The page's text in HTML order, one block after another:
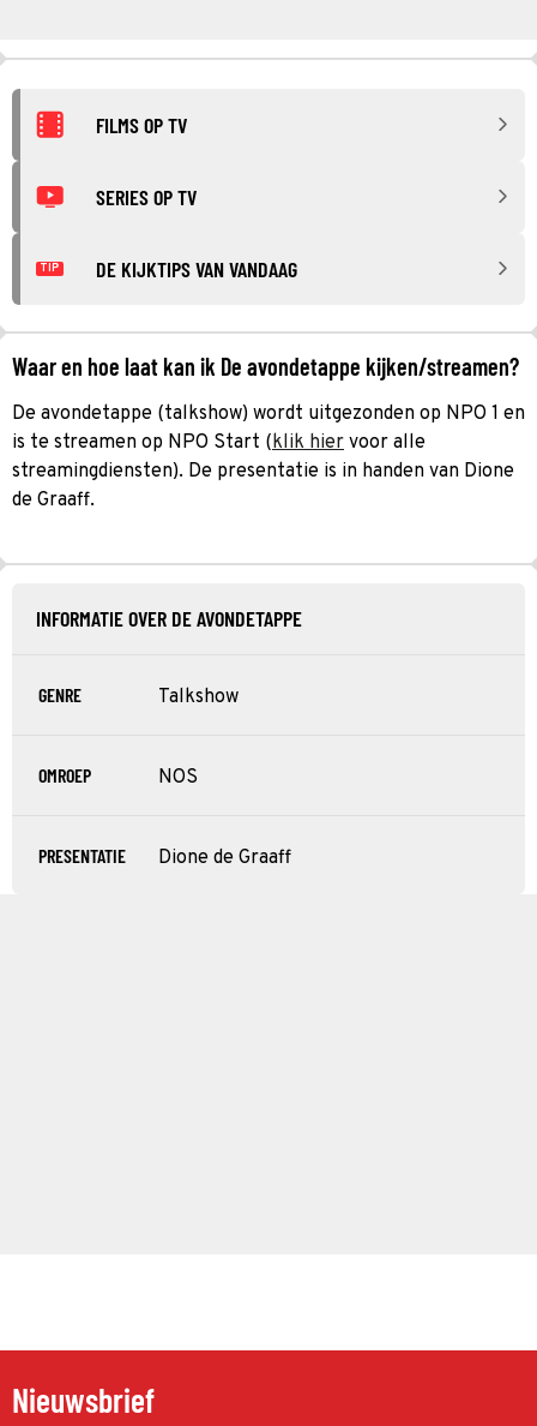
FILMS OP TV
SERIES OP TV
TIP DE KIJKTIPS VAN VANDAAG
Waar en hoe laat kan ik De avondetappe kijken/streamen?
De avondetappe (talkshow) wordt uitgezonden op NPO 1 en
is te streamen op NPO Start (klik hier voor alle
streamingdiensten). De presentatie is in handen van Dione
de Graaff.
INFORMATIE OVER DE AVONDETAPPE
GENRE Talkshow
OMROEP NOS
PRESENTATIE Dione de Graaff
Nieuwsbrief